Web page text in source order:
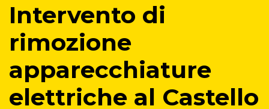
Intervento di
rimozione
apparecchiature
elettriche al Castello
distruzione
Pablo Picasso